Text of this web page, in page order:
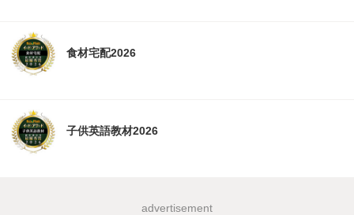
食材宅配2026
子供英語教材2026
advertisement